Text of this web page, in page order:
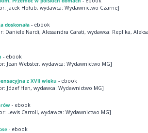
Jacek Hołub, wydawca: Wydawnictwo Czarne]
doskonała- ebook
Daniele Nardi, Alessandra Carati, wydawca: Replika,
- ebook
Jean Webster, wydawca: Wydawnictwo MG]
z XVII wieku - ebook
Józef Hen, wydawca: Wydawnictwo MG]
- ebook
Lewis Carroll, wydawca: Wydawnictwo MG]
- ebook